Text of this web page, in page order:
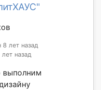
8 лет назад
назад
выполним